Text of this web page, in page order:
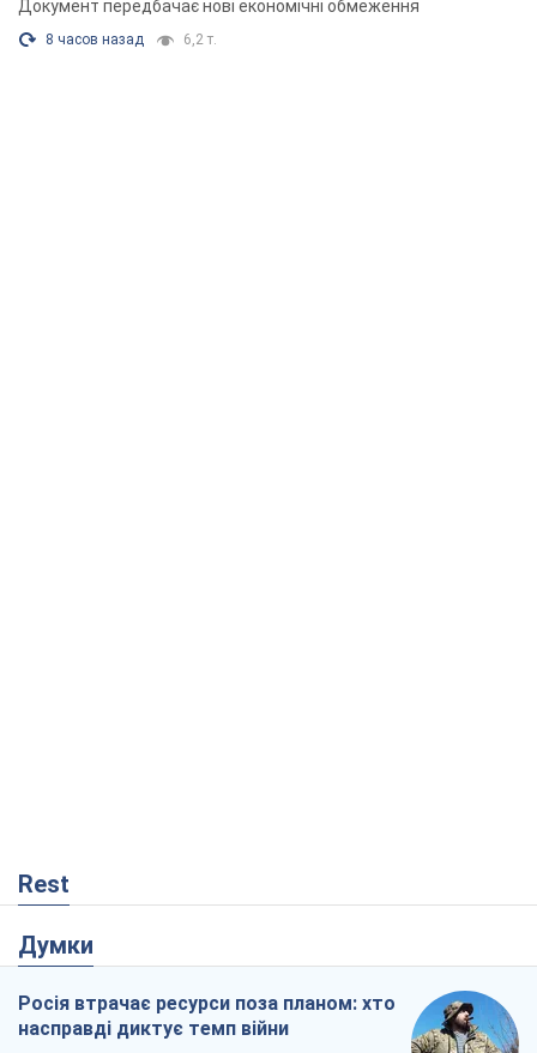
Документ передбачає нові економічні обмеження
8 часов назад 6,2 т.
Rest
Думки
Росія втрачає ресурси поза планом: хто
насправді диктує темп війни